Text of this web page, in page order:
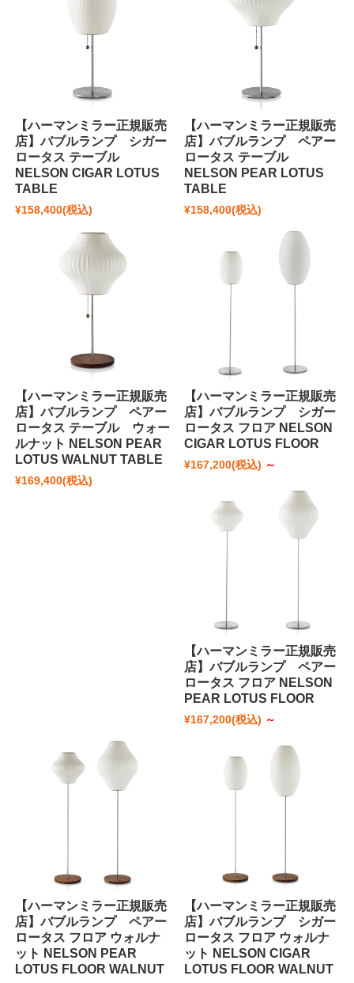
【ハーマンミラー正規販売
店】バブルランプ シガー
ロータス テーブル
NELSON CIGAR LOTUS
TABLE
¥158,400(税込)
【ハーマンミラー正規販売
店】バブルランプ ペアー
ロータス テーブル
NELSON PEAR LOTUS
TABLE
¥158,400(税込)
【ハーマンミラー正規販売
店】バブルランプ ペアー
ロータス テーブル ウォー
ルナット NELSON PEAR
LOTUS WALNUT TABLE
¥169,400(税込)
【ハーマンミラー正規販売
店】バブルランプ シガー
ロータス フロア NELSON
CIGAR LOTUS FLOOR
¥167,200(税込) ～
【ハーマンミラー正規販売
店】バブルランプ ペアー
ロータス フロア NELSON
PEAR LOTUS FLOOR
¥167,200(税込) ～
【ハーマンミラー正規販売
店】バブルランプ ペアー
ロータス フロア ウォルナ
ット NELSON PEAR
LOTUS FLOOR WALNUT
【ハーマンミラー正規販売
店】バブルランプ シガー
ロータス フロア ウォルナ
ット NELSON CIGAR
LOTUS FLOOR WALNUT